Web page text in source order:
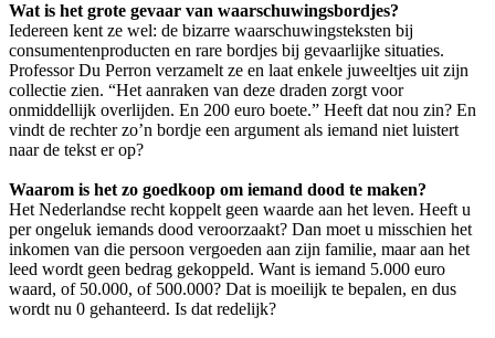
Wat is het grote gevaar van waarschuwingsbordjes?
Iedereen kent ze wel: de bizarre waarschuwingsteksten bij
consumentenproducten en rare bordjes bij gevaarlijke situaties.
Professor Du Perron verzamelt ze en laat enkele juweeltjes uit zijn
collectie zien. “Het aanraken van deze draden zorgt voor
onmiddellijk overlijden. En 200 euro boete.” Heeft dat nou zin? En
vindt de rechter zo’n bordje een argument als iemand niet luistert
naar de tekst er op?
Waarom is het zo goedkoop om iemand dood te maken?
Het Nederlandse recht koppelt geen waarde aan het leven. Heeft u
per ongeluk iemands dood veroorzaakt? Dan moet u misschien het
inkomen van die persoon vergoeden aan zijn familie, maar aan het
leed wordt geen bedrag gekoppeld. Want is iemand 5.000 euro
waard, of 50.000, of 500.000? Dat is moeilijk te bepalen, en dus
wordt nu 0 gehanteerd. Is dat redelijk?